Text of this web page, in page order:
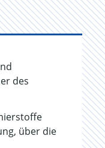
des
über die